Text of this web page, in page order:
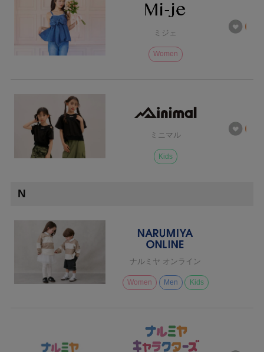
ミジェ
Women
ミニマル
Kids
N
ナルミヤ オンライン
Women Men Kids